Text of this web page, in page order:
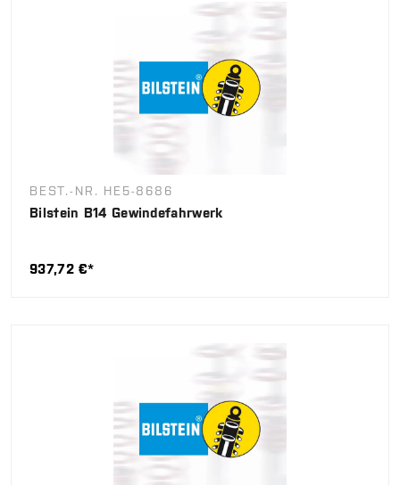
BEST.-NR. HE5-8686
Bilstein B14 Gewindefahrwerk
937,72 €*